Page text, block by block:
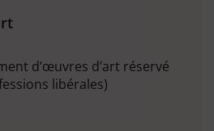
d’œuvres d’art réservé
libérales)